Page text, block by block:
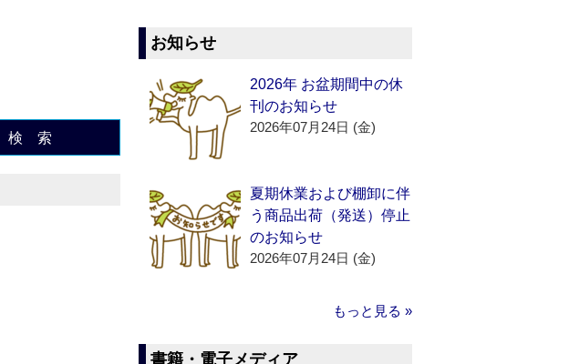
検 索
お知らせ
2026年 お盆期間中の休
刊のお知らせ
2026年07月24日 (金)
夏期休業および棚卸に伴
う商品出荷（発送）停止
のお知らせ
2026年07月24日 (金)
もっと見る »
書籍・電子メディア